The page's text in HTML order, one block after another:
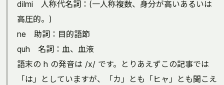
dilmi 人称代名詞：(一人称複数、身分が高いあるいは
高圧的。)
ne 助詞：目的語節
quh 名詞：血、血液
語末の h の発音は /x/ です。とりあえずこの記事では
「は」としていますが、「カ」とも「ヒャ」とも聞こえ